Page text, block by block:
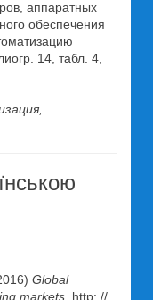
аппаратных
обеспечения
14, табл. 4,
Global
markets . http: //